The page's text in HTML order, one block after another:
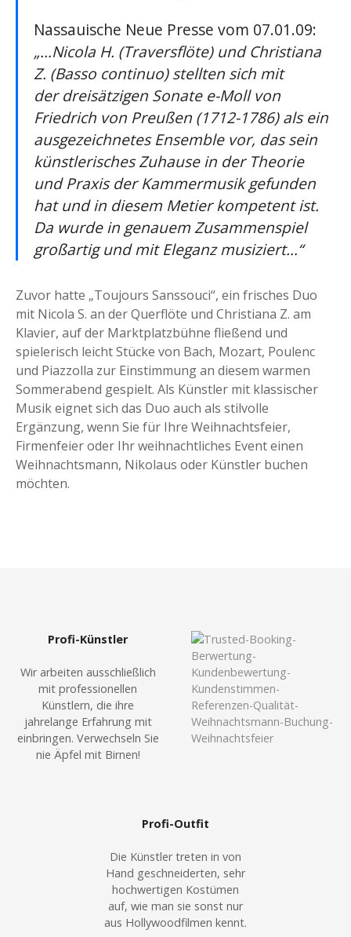
Nassauische Neue Presse vom 07.01.09:
„…Nicola H. (Traversflöte) und Christiana
Z. (Basso continuo) stellten sich mit
der dreisätzigen Sonate e-Moll von
Friedrich von Preußen (1712-1786) als ein
ausgezeichnetes Ensemble vor, das sein
künstlerisches Zuhause in der Theorie
und Praxis der Kammermusik gefunden
hat und in diesem Metier kompetent ist.
Da wurde in genauem Zusammenspiel
großartig und mit Eleganz musiziert…“
Zuvor hatte „Toujours Sanssouci“, ein frisches Duo
mit Nicola S. an der Querflöte und Christiana Z. am
Klavier, auf der Marktplatzbühne fließend und
spielerisch leicht Stücke von Bach, Mozart, Poulenc
und Piazzolla zur Einstimmung an diesem warmen
Sommerabend gespielt. Als Künstler mit klassischer
Musik eignet sich das Duo auch als stilvolle
Ergänzung, wenn Sie für Ihre Weihnachtsfeier,
Firmenfeier oder Ihr weihnachtliches Event einen
Weihnachtsmann, Nikolaus oder Künstler buchen
möchten.
Profi-Künstler
Wir arbeiten ausschließlich
mit professionellen
Künstlern, die ihre
jahrelange Erfahrung mit
einbringen. Verwechseln Sie
nie Äpfel mit Birnen!
Profi-Outfit
Die Künstler treten in von
Hand geschneiderten, sehr
hochwertigen Kostümen
auf, wie man sie sonst nur
aus Hollywoodfilmen kennt.